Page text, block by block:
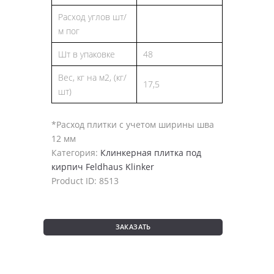
Расход углов шт/
м пог
Шт в упаковке
48
Вес, кг на м2, (кг/
шт)
17,5
*Расход плитки с учетом ширины шва
12 мм
Категория: Клинкерная плитка под
кирпич Feldhaus Klinker
Product ID: 8513
ЗАКАЗАТЬ